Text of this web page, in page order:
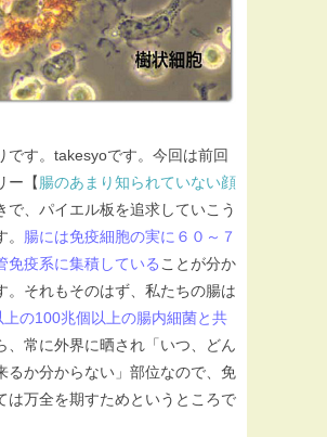
です。takesyoです。今回は前回
ー【腸のあまり知られていない顔
で、パイエル板を追求していこう
腸には免疫細胞の実に６０～７
免疫系に集積していることが分か
。それもそのはず、私たちの腸は
上の100兆個以上の腸内細菌と共
、常に外界に晒され「いつ、どん
るか分からない」部位なので、免
は万全を期すためというところで